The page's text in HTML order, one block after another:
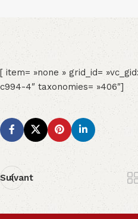
[ item= »none » grid_id=
c994-4″ taxonomies= »406″]
Suivant